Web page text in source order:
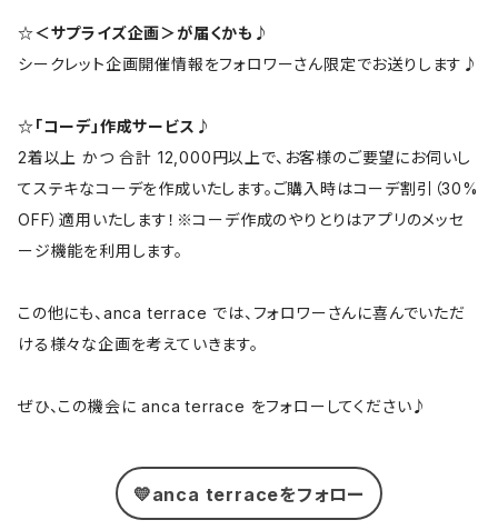
☆＜サプライズ企画＞が届くかも♪
シークレット企画開催情報をフォロワーさん限定でお送りします♪
☆「コーデ」作成サービス♪
2着以上 かつ 合計 12,000円以上で、お客様のご要望にお伺いし
てステキなコーデを作成いたします。ご購入時はコーデ割引（30%
OFF）適用いたします！※コーデ作成のやりとりはアプリのメッセ
ージ機能を利用します。
この他にも、anca terrace では、フォロワーさんに喜んでいただ
ける様々な企画を考えていきます。
ぜひ、この機会に anca terrace をフォローしてください♪
💛anca terraceをフォロー